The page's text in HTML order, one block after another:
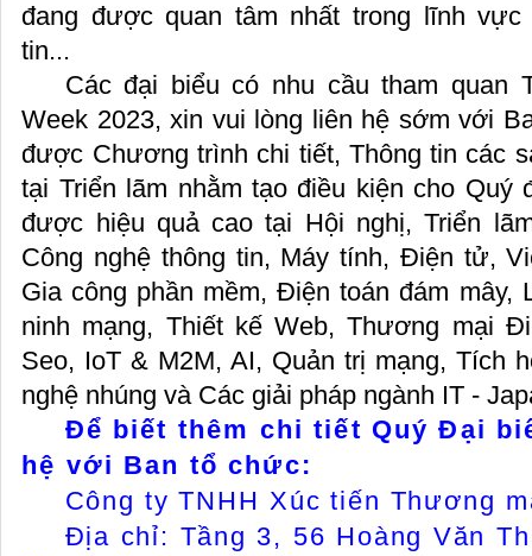
đang được quan tâm nhất trong lĩnh vực
tin...
Các đại biểu có nhu cầu tham quan
Week 2023, xin vui lòng liên hệ sớm với
được Chương trình chi tiết, Thông tin các
tại Triển lãm nhằm tạo điều kiện cho Quý
được hiệu quả cao tại Hội nghị, Triển
Công nghệ thông tin, Máy tính, Điện tử,
Gia công phần mềm, Điện toán đám
ninh mạng, Thiết kế Web, Thương mại
Seo, IoT & M2M, AI, Quản trị mạng, Tích
nghệ nhúng và Các giải pháp ngành IT -
Để biết thêm chi tiết Quý Đại
hệ với Ban tổ chức:
Công ty TNHH Xúc tiến Thương
Địa chỉ: Tầng 3, 56 Hoàng Văn